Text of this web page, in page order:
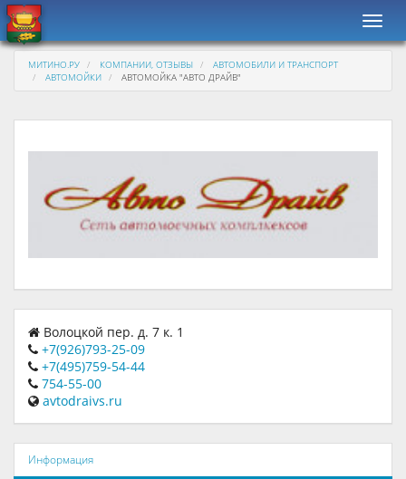
МИТИНО.РУ КОМПАНИИ, ОТЗЫВЫ
АВТОМОБИЛИ И ТРАНСПОРТ
АВТОМОЙКИ
АВТОМОЙКА "АВТО ДРАЙВ"
Волоцкой пер. д. 7 к. 1
+7(926)793-25-09
+7(495)759-54-44
754-55-00
avtodraivs.ru
Информация